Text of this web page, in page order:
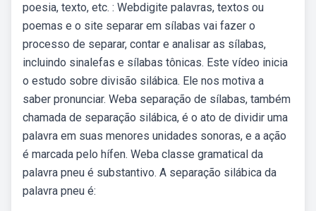
poesia, texto, etc. : Webdigite palavras, textos ou
poemas e o site separar em sílabas vai fazer o
processo de separar, contar e analisar as sílabas,
incluindo sinalefas e sílabas tônicas. Este vídeo inicia
o estudo sobre divisão silábica. Ele nos motiva a
saber pronunciar. Weba separação de sílabas, também
chamada de separação silábica, é o ato de dividir uma
palavra em suas menores unidades sonoras, e a ação
é marcada pelo hífen. Weba classe gramatical da
palavra pneu é substantivo. A separação silábica da
palavra pneu é: